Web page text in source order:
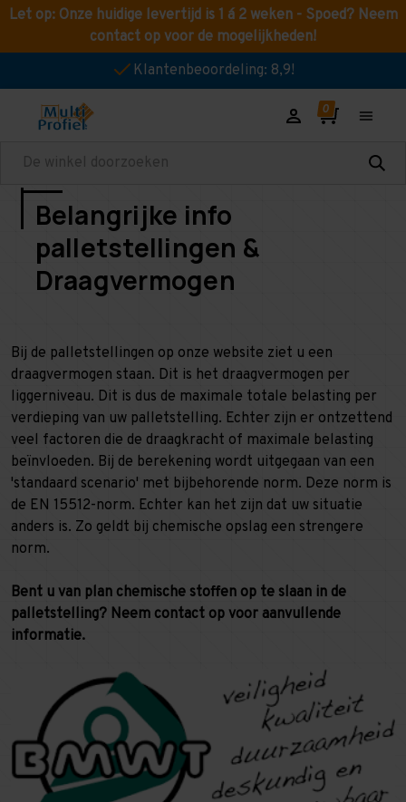
Let op: Onze huidige levertijd is 1 á 2 weken - Spoed? Neem
contact op voor de mogelijkheden!
Klantenbeoordeling: 8,9!
Zoeken
Belangrijke info
palletstellingen &
Draagvermogen
Bij de palletstellingen op onze website ziet u een
draagvermogen staan. Dit is het draagvermogen per
liggerniveau. Dit is dus de maximale totale belasting per
verdieping van uw palletstelling. Echter zijn er ontzettend
veel factoren die de draagkracht of maximale belasting
beïnvloeden. Bij de berekening wordt uitgegaan van een
'standaard scenario' met bijbehorende norm. Deze norm is
de EN 15512-norm. Echter kan het zijn dat uw situatie
anders is. Zo geldt bij chemische opslag een strengere
norm.
Bent u van plan chemische stoffen op te slaan in de
palletstelling? Neem contact op voor aanvullende
informatie.